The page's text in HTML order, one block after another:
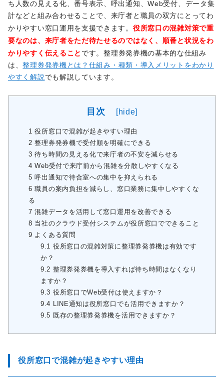
ち人数の見える化、番号表示、呼出通知、Web受付、データ集
計などと組み合わせることで、来庁者と職員の双方にとってわ
かりやすい窓口運用を支援できます。 役所窓口の混雑対策で重
要なのは、来庁者をただ待たせるのではなく、順番と状況をわ
かりやすく伝えること です。整理券発券機の基本的な仕組み
は、整理券発券機とは？仕組み・種類・導入メリットをわかり
やすく解説でも解説しています。
目次 hide
1 役所窓口で混雑が起きやすい理由
2 整理券発券機で受付順を明確にできる
3 待ち時間の見える化で来庁者の不安を減らせる
4 Web受付で来庁前から混雑を分散しやすくなる
5 呼出通知で待合室への集中を抑えられる
6 職員の案内負担を減らし、窓口業務に集中しやすくな
る
7 混雑データを活用して窓口運用を改善できる
8 当社のクラウド受付システムが役所窓口でできること
9 よくある質問
9.1 役所窓口の混雑対策に整理券発券機は有効です
か？
9.2 整理券発券機を導入すれば待ち時間はなくなり
ますか？
9.3 役所窓口でWeb受付は使えますか？
9.4 LINE通知は役所窓口でも活用できますか？
9.5 既存の整理券発券機を活用できますか？
役所窓口で混雑が起きやすい理由